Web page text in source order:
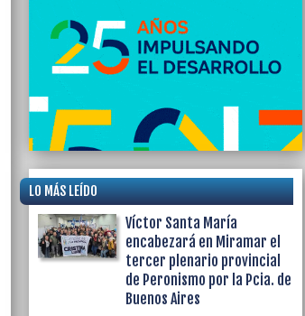
LO MÁS LEÍDO
Víctor Santa María
encabezará en Miramar el
tercer plenario provincial
de Peronismo por la Pcia. de
Buenos Aires